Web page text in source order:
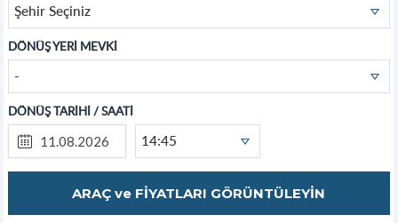
Şehir Seçiniz
DÖNÜŞ YERİ MEVKİ
-
DÖNÜŞ TARİHİ / SAATİ
14:45